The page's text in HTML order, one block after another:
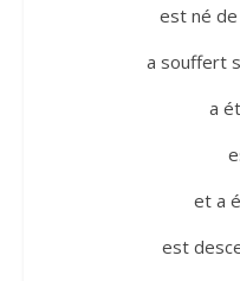
est né
a souffert
a
et a
est